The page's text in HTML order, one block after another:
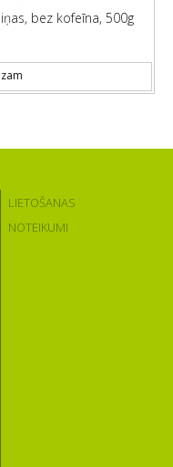
bez kofeīna, 500g
LIETOŠANAS
NOTEIKUMI